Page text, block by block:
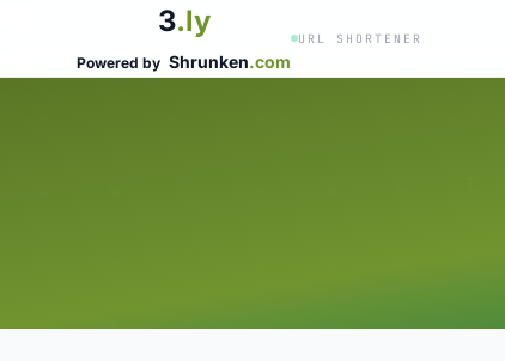
3.ly
Powered by Shrunken.com
URL SHORTENER